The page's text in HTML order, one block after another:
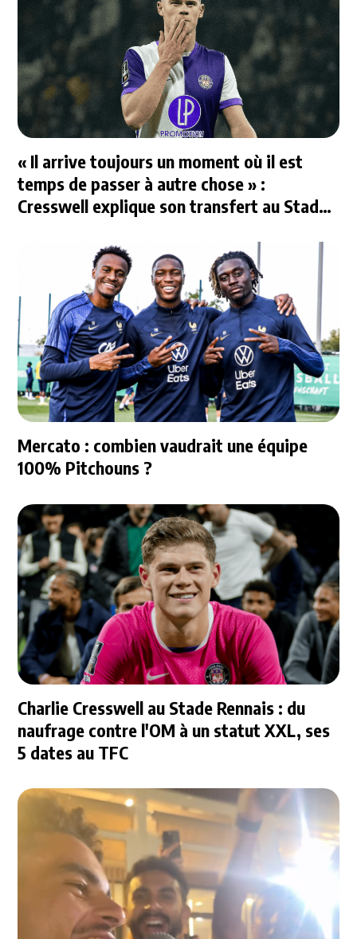
« Il arrive toujours un moment où il est
temps de passer à autre chose » :
Cresswell explique son transfert au Stade
Mercato : combien vaudrait une équipe
100% Pitchouns ?
Charlie Cresswell au Stade Rennais : du
naufrage contre l'OM à un statut XXL, ses
5 dates au TFC